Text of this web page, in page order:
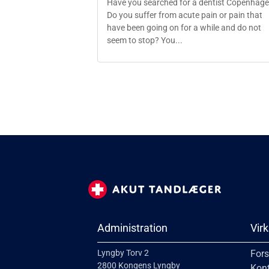
Have you searched for a dentist
Do you suffer from acute pain or pain that
have been going on for a while and do not
seem to stop? You...
Administration
Lyngby Torv 2
2800 Kongens Lyngby